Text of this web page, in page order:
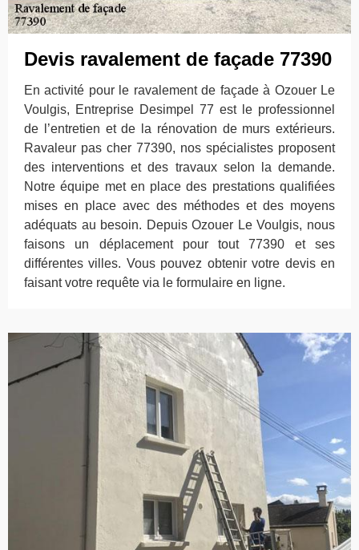
Devis ravalement de façade 77390
En activité pour le ravalement de façade à Ozouer Le
Voulgis, Entreprise Desimpel 77 est le professionnel
de l’entretien et de la rénovation de murs extérieurs.
Ravaleur pas cher 77390, nos spécialistes proposent
des interventions et des travaux selon la demande.
Notre équipe met en place des prestations qualifiées
mises en place avec des méthodes et des moyens
adéquats au besoin. Depuis Ozouer Le Voulgis, nous
faisons un déplacement pour tout 77390 et ses
différentes villes. Vous pouvez obtenir votre devis en
faisant votre requête via le formulaire en ligne.